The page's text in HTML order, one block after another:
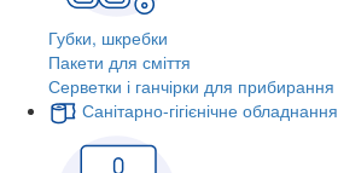
Губки, шкребки
Пакети для сміття
Серветки і ганчірки для прибирання
Санітарно-гігієнічне обладнання